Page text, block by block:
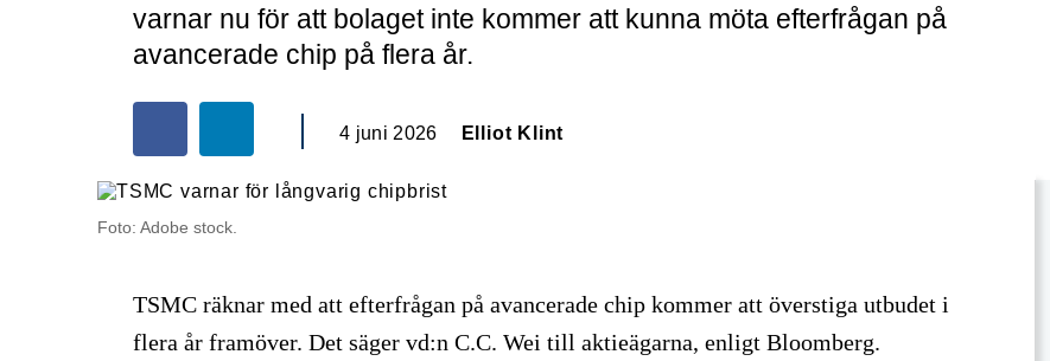
varnar nu för att bolaget inte kommer att kunna möta efterfrågan på
avancerade chip på flera år.
4 juni 2026 Elliot Klint
Foto: Adobe stock.
TSMC räknar med att efterfrågan på avancerade chip kommer att överstiga utbudet i
flera år framöver. Det säger vd:n C.C. Wei till aktieägarna, enligt Bloomberg.